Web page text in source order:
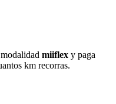
miiflex y paga
km recorras.